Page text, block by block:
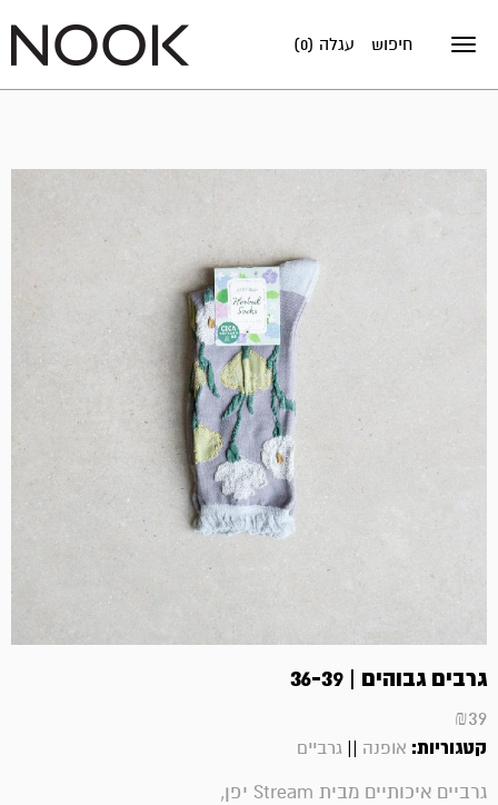
Toggle
עגלה (0) חיפוש
גרבים גבוהים | 36-39
₪39
קטגוריות: אופנה || גרביים
גרביים איכותיים מבית Stream יפן,